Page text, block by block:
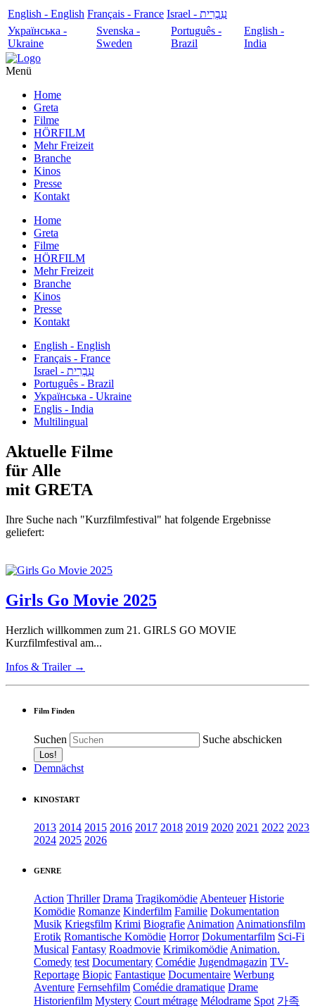
English - English Français - France
עִבְרִית - Israel
Українська -
Ukraine
Svenska -
Sweden
Português -
Brazil
English -
India
Menü
Home
Greta
Filme
HÖRFILM
Mehr Freizeit
Branche
Kinos
Presse
Kontakt
Home
Greta
Filme
HÖRFILM
Mehr Freizeit
Branche
Kinos
Presse
Kontakt
English - English
Français - France
עִבְרִית - Israel
Português - Brazil
Українська - Ukraine
Englis - India
Multilingual
Aktuelle Filme
für Alle
mit GRETA
Ihre Suche nach "Kurzfilmfestival" hat folgende Ergebnisse
geliefert:
Girls Go Movie 2025
Herzlich willkommen zum 21. GIRLS GO MOVIE
Kurzfilmfestival am...
Infos & Trailer →
Film Finden
Suchen Suche abschicken
Demnächst
KINOSTART
2013 2014 2015 2016 2017 2018 2019 2020 2021 2022 2023
2024 2025 2026
GENRE
Action Thriller Drama TragikomödieAbenteuer Historie
Komödie Romanze Kinderfilm Familie Dokumentation
Musik Kriegsfilm Krimi BiografieAnimationAnimationsfilm
Erotik Romantische Komödie Horror Dokumentarfilm Sci-Fi
Musical Fantasy Roadmovie KrimikomödieAnimation.
Comedy test Documentary Comédie Jugendmagazin TV-
Reportage Biopic Fantastique Documentaire Werbung
Aventure Fernsehfilm Comédie dramatique Drame
Historienfilm Mystery Court métrage Mélodrame Spot 가족